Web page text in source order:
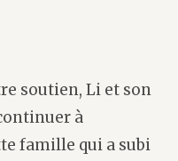
soutien, Li et son
à
famille qui a subi